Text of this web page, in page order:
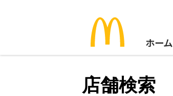
ホーム
店舗検索